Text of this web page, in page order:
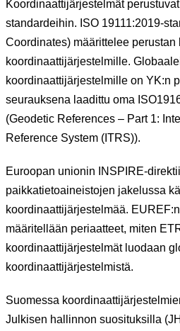
Koordinaattijärjestelmät
standardeihin. ISO 19111:2019-
Coordinates) määrittelee
koordinaattijärjestelmille.
koordinaattijärjestelmille on YK:n
seurauksena laadittu oma
(Geodetic References – Part 1:
Reference System (ITRS)).
Euroopan unionin INSPIRE-
paikkatietoaineistojen jakelussa
koordinaattijärjestelmää.
määritellään periaatteet, miten
koordinaattijärjestelmät luodaan
koordinaattijärjestelmistä.
Suomessa
Julkisen hallinnon suosituksilla